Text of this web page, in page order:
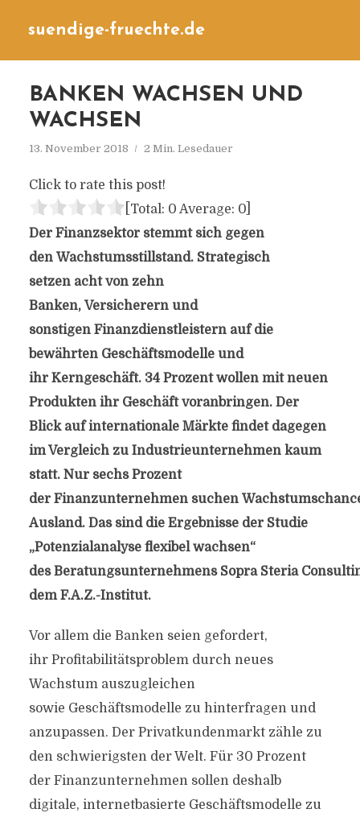
suendige-fruechte.de
BANKEN WACHSEN UND
WACHSEN
13. November 2018 2 Min. Lesedauer
Click to rate this post!
[Total: 0 Average: 0]
Der Finanzsektor stemmt sich gegen
den Wachstumsstillstand. Strategisch
setzen acht von zehn
Banken, Versicherern und
sonstigen Finanzdienstleistern auf die
bewährten Geschäftsmodelle und
ihr Kerngeschäft. 34 Prozent wollen mit neuen
Produkten ihr Geschäft voranbringen. Der
Blick auf internationale Märkte findet dagegen
im Vergleich zu Industrieunternehmen kaum
statt. Nur sechs Prozent
der Finanzunternehmen suchen
Ausland. Das sind die Ergebnisse der Studie
„Potenzialanalyse flexibel wachsen“
des Beratungsunternehmens Sopra Steria
dem F.A.Z.-Institut.
Vor allem die Banken seien gefordert,
ihr Profitabilitätsproblem durch neues
Wachstum auszugleichen
sowie Geschäftsmodelle zu hinterfragen und
anzupassen. Der Privatkundenmarkt zähle zu
den schwierigsten der Welt. Für 30 Prozent
der Finanzunternehmen sollen deshalb
digitale, internetbasierte Geschäftsmodelle zu